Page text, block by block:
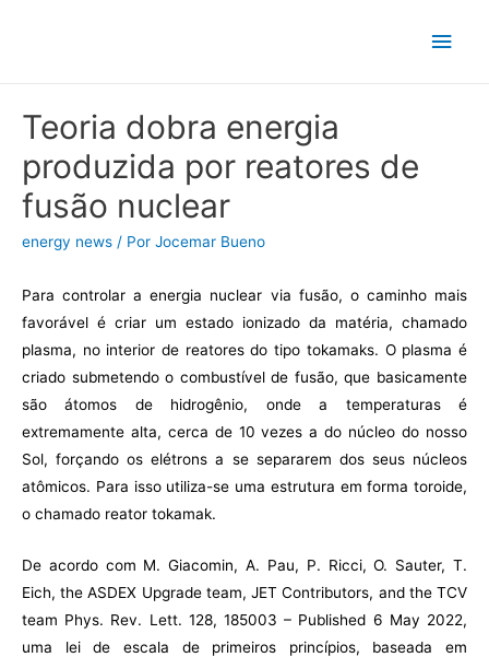
Teoria dobra energia
produzida por reatores de
fusão nuclear
energy news / Por Jocemar Bueno
Para controlar a energia nuclear via fusão, o caminho mais
favorável é criar um estado ionizado da matéria, chamado
plasma, no interior de reatores do tipo tokamaks. O plasma é
criado submetendo o combustível de fusão, que basicamente
são átomos de hidrogênio, onde a temperaturas é
extremamente alta, cerca de 10 vezes a do núcleo do nosso
Sol, forçando os elétrons a se separarem dos seus núcleos
atômicos. Para isso utiliza-se uma estrutura em forma toroide,
o chamado reator tokamak.
De acordo com M. Giacomin, A. Pau, P. Ricci, O. Sauter, T.
Eich, the ASDEX Upgrade team, JET Contributors, and the TCV
team Phys. Rev. Lett. 128, 185003 – Published 6 May 2022,
uma lei de escala de primeiros princípios, baseada em